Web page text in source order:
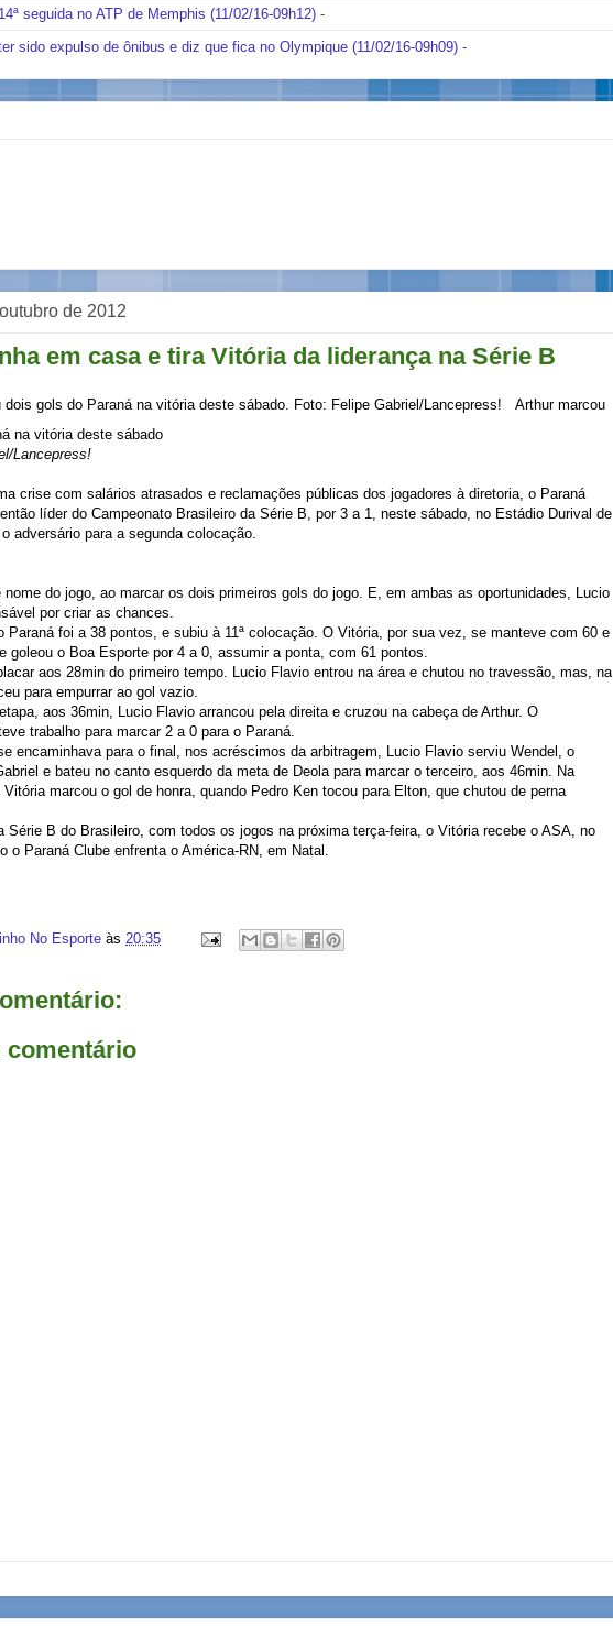
seguida no ATP de Memphis (11/02/16-09h12) -
sido expulso de ônibus e diz que fica no Olympique (11/02/16-09h09) -
de 2012
em casa e tira Vitória da liderança na Série B
Arthur marcou
na vitória deste sábado
Lancepress!
crise com salários atrasados e reclamações públicas dos jogadores à diretoria, o Paraná
líder do Campeonato Brasileiro da Série B, por 3 a 1, neste sábado, no Estádio Durival de
adversário para a segunda colocação.
nome do jogo, ao marcar os dois primeiros gols do jogo. E, em ambas as oportunidades, Lucio
por criar as chances.
Paraná foi a 38 pontos, e subiu à 11ª colocação. O Vitória, por sua vez, se manteve com 60 e
goleou o Boa Esporte por 4 a 0, assumir a ponta, com 61 pontos.
aos 28min do primeiro tempo. Lucio Flavio entrou na área e chutou no travessão, mas, na
para empurrar ao gol vazio.
aos 36min, Lucio Flavio arrancou pela direita e cruzou na cabeça de Arthur. O
trabalho para marcar 2 a 0 para o Paraná.
encaminhava para o final, nos acréscimos da arbitragem, Lucio Flavio serviu Wendel, o
e bateu no canto esquerdo da meta de Deola para marcar o terceiro, aos 46min. Na
marcou o gol de honra, quando Pedro Ken tocou para Elton, que chutou de perna
Série B do Brasileiro, com todos os jogos na próxima terça-feira, o Vitória recebe o ASA, no
o Paraná Clube enfrenta o América-RN, em Natal.
No Esporte às 20:35
comentário